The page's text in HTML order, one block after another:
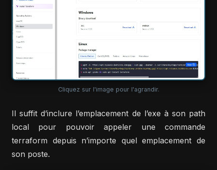
Cliquez sur l'image pour l'agrandir.
Il suffit d’inclure l’emplacement de l’exe à son path
local pour pouvoir appeler une commande
terraform depuis n’importe quel emplacement de
son poste.